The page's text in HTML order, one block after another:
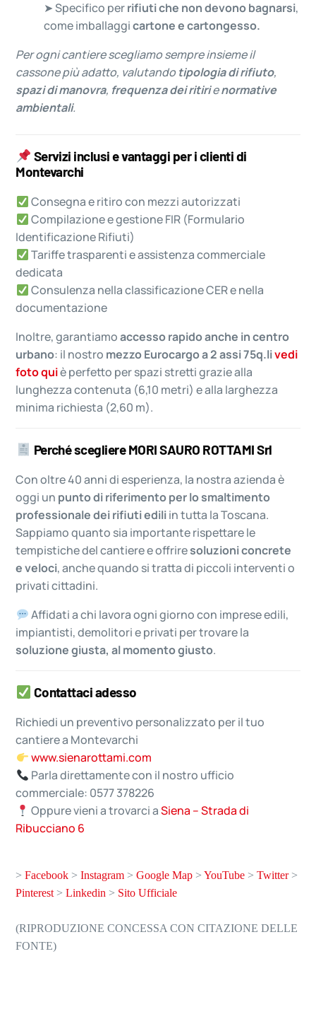
➤ Specifico perrifiuti che non devono bagnarsi,
come imballaggicartone e cartongesso.
Per ogni cantiere scegliamo sempre insieme il
cassone più adatto, valutandotipologia di rifiuto,
spazi di manovra, frequenza dei ritirienormative
ambientali.
Servizi inclusi e vantaggi per i clienti di
Montevarchi
Consegna e ritiro con mezzi autorizzati
Compilazione e gestione FIR (Formulario
Identificazione Rifiuti)
Tariffe trasparenti e assistenza commerciale
dedicata
Consulenza nella classificazione CER e nella
documentazione
Inoltre, garantiamoaccesso rapido anche in centro
urbano: il nostro mezzo Eurocargo a 2 assi 75q.livedi
foto quiè perfetto per spazi stretti grazie alla
lunghezza contenuta (6,10 metri) e alla larghezza
minima richiesta (2,60 m).
Perché scegliere MORI SAURO ROTTAMI Srl
Con oltre 40 anni di esperienza, la nostra azienda è
oggi un punto di riferimento per lo smaltimento
professionale dei rifiuti ediliin tutta la Toscana.
Sappiamo quanto sia importante rispettare le
tempistiche del cantiere e offriresoluzioni concrete
e veloci, anche quando si tratta di piccoli interventi o
privati cittadini.
Affidati a chi lavora ogni giorno con imprese edili,
impiantisti, demolitori e privati per trovare la
soluzione giusta, al momento giusto.
Contattaci adesso
Richiedi un preventivo personalizzato per il tuo
cantiere a Montevarchi
www.sienarottami.com
Parla direttamente con il nostro ufficio
commerciale: 0577 378226
Oppure vieni a trovarci aSiena – Strada di
Ribucciano 6
>Facebook >Instagram >Google Map >YouTube >Twitter>
Pinterest >Linkedin > Sito Ufficiale
(RIPRODUZIONE CONCESSA CON CITAZIONE DELLE
FONTE)